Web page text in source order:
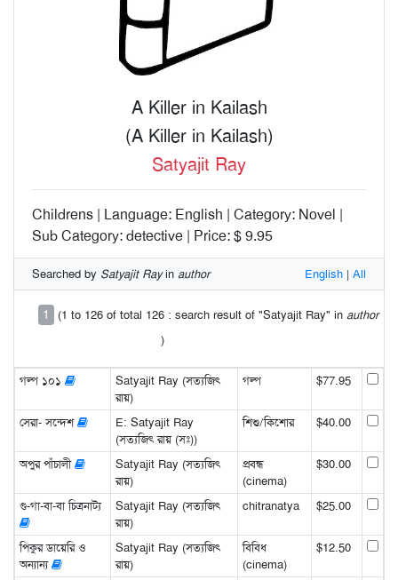
A Killer in Kailash
(A Killer in Kailash)
Satyajit Ray
Childrens | Language: English | Category: Novel |
Sub Category: detective | Price: $ 9.95
Searched by Satyajit Rayin author English | All
1 (1 to 126 of total 126 : search result of "Satyajit Ray" in author
)
গল্প ১০১
Satyajit Ray (সত্যজিৎ
রায়)
গল্প $77.95
সেরা- সন্দেশ
E: Satyajit Ray
(সত্যজিৎ রায় (সঃ))
শিশু/কিশোর $40.00
অপুর পাঁচালী
Satyajit Ray (সত্যজিৎ
রায়)
প্রবন্ধ
(cinema)
$30.00
গু-গা-বা-বা চিত্রনাট্য
Satyajit Ray (সত্যজিৎ
রায়)
chitranatya $25.00
পিকুর ডায়েরি ও
অন্যান্য
Satyajit Ray (সত্যজিৎ
রায়)
বিবিধ
(cinema)
$12.50